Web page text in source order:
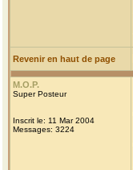
Revenir en haut de page
M.O.P.
Super Posteur
Inscrit le: 11 Mar 2004
Messages: 3224